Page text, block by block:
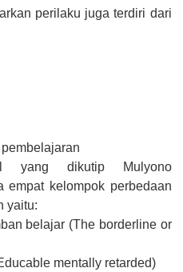
perilaku juga terdiri dari
yang dikutip Mulyono
empat kelompok perbedaan
yaitu:
belajar (The borderline or
mentally retarded)